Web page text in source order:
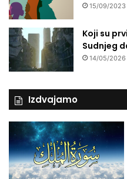
15/09/2023
Koji su
Sudnjeg
14/05/2026
Izdvajamo